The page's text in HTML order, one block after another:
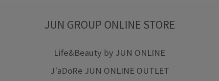
JUN GROUP ONLINE STORE
Life&Beauty by JUN ONLINE
J'aDoRe JUN ONLINE OUTLET